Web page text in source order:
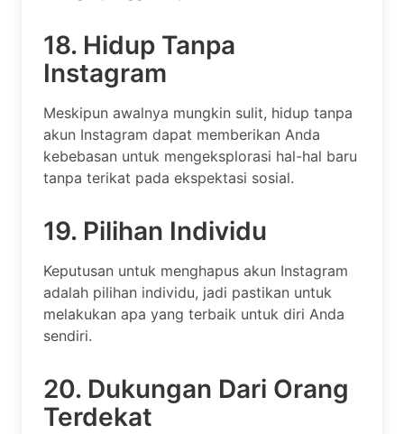
18. Hidup Tanpa
Instagram
Meskipun awalnya mungkin sulit, hidup tanpa
akun Instagram dapat memberikan Anda
kebebasan untuk mengeksplorasi hal-hal baru
tanpa terikat pada ekspektasi sosial.
19. Pilihan Individu
Keputusan untuk menghapus akun Instagram
adalah pilihan individu, jadi pastikan untuk
melakukan apa yang terbaik untuk diri Anda
sendiri.
20. Dukungan Dari Orang
Terdekat